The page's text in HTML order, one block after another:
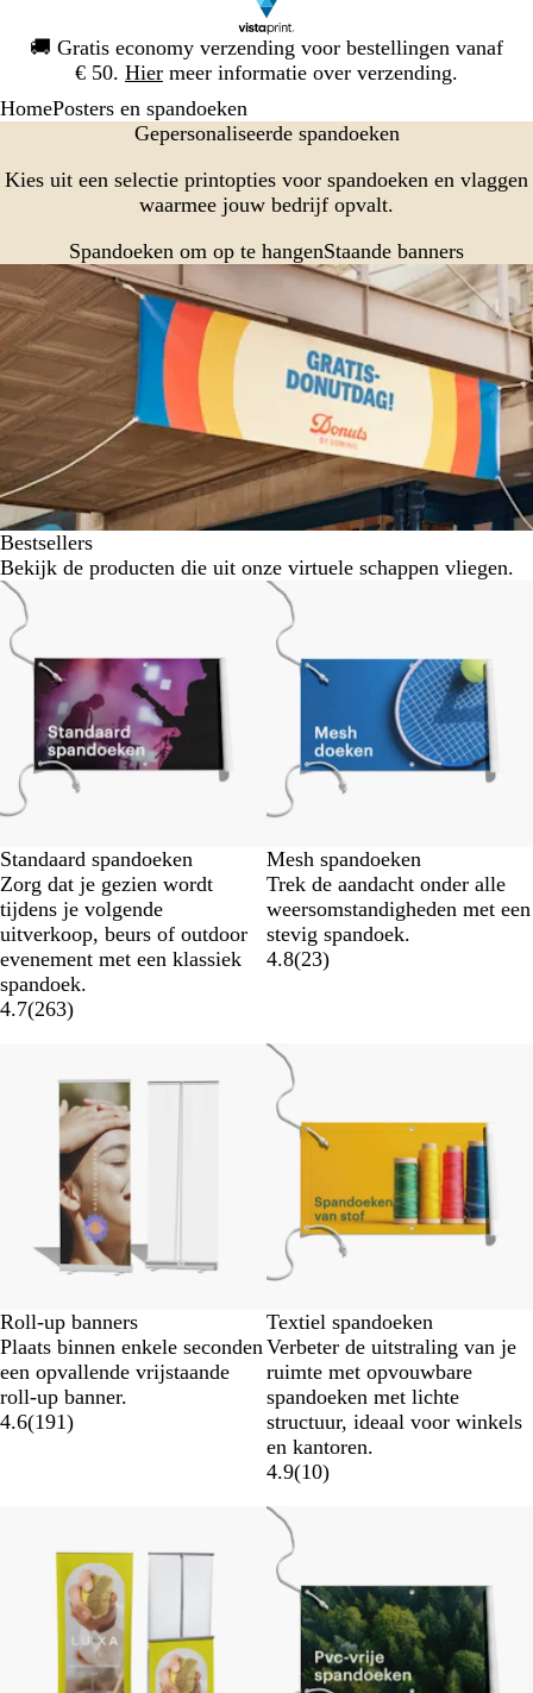
🚚 Gratis economy verzending voor bestellingen vanaf
€ 50. Hier meer informatie over verzending.
1
HomePosters en spandoeken
Gepersonaliseerde spandoeken
Kies uit een selectie printopties voor spandoeken en vlaggen
waarmee jouw bedrijf opvalt.
Spandoeken om op te hangenStaande banners
Bestsellers
Bekijk de producten die uit onze virtuele schappen vliegen.
Nieuwe opties
Standaard spandoeken
Zorg dat je gezien wordt
tijdens je volgende
uitverkoop, beurs of outdoor
evenement met een klassiek
spandoek.
4.7(263)
Nieuwe opties
Mesh spandoeken
Trek de aandacht onder alle
weersomstandigheden met een
stevig spandoek.
4.8(23)
Roll-up banners
Plaats binnen enkele seconden
een opvallende vrijstaande
roll-up banner.
4.6(191)
Nieuwe opties
Textiel spandoeken
Verbeter de uitstraling van je
ruimte met opvouwbare
spandoeken met lichte
structuur, ideaal voor winkels
en kantoren.
4.9(10)
Nieuwe opties